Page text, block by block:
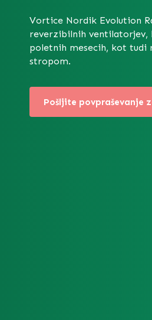
Vortice Nordik Evolution
reverzibilnih ventilatorjev,
poletnih mesecih, kot
stropom.
Pošljite povpraševanje